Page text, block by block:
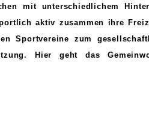
mit unterschiedlichem
aktiv zusammen ihre
Sportvereine zum
Hier geht das